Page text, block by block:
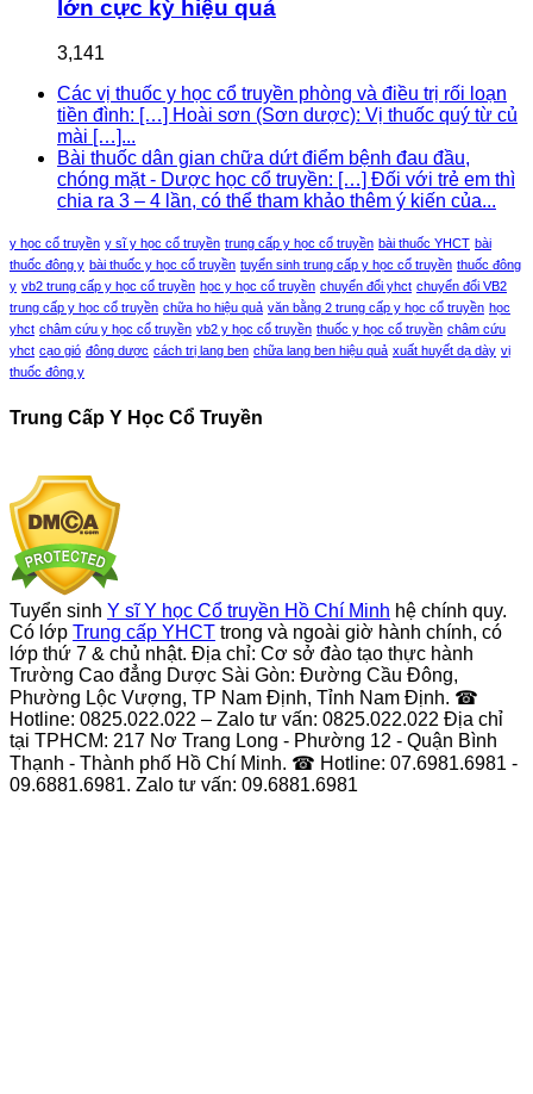
lớn cực kỳ hiệu quả
3,141
Các vị thuốc y học cổ truyền phòng và điều trị rối loạn
tiền đình: […] Hoài sơn (Sơn dược): Vị thuốc quý từ củ
mài […]...
Bài thuốc dân gian chữa dứt điểm bệnh đau đầu,
chóng mặt - Dược học cổ truyền: […] Đối với trẻ em thì
chia ra 3 – 4 lần, có thể tham khảo thêm ý kiến của...
y học cổ truyền y sĩ y học cổ truyền trung cấp y học cổ truyền bài thuốc YHCT bài
thuốc đông y bài thuốc y học cổ truyền tuyển sinh trung cấp y học cổ truyền thuốc đông
y vb2 trung cấp y học cổ truyền học y học cổ truyền chuyển đổi yhct chuyển đổi VB2
trung cấp y học cổ truyền chữa ho hiệu quả văn bằng 2 trung cấp y học cổ truyền học
yhct châm cứu y học cổ truyền vb2 y học cổ truyền thuốc y học cổ truyền châm cứu
yhct cạo gió đông dược cách trị lang ben chữa lang ben hiệu quả xuất huyết dạ dày vị
thuốc đông y
Trung Cấp Y Học Cổ Truyền
Tuyển sinh Y sĩ Y học Cổ truyền Hồ Chí Minh hệ chính quy.
Có lớp Trung cấp YHCT trong và ngoài giờ hành chính, có
lớp thứ 7 & chủ nhật. Địa chỉ: Cơ sở đào tạo thực hành
Trường Cao đẳng Dược Sài Gòn: Đường Cầu Đông,
Phường Lộc Vượng, TP Nam Định, Tỉnh Nam Định. ☎
Hotline: 0825.022.022 – Zalo tư vấn: 0825.022.022 Địa chỉ
tại TPHCM: 217 Nơ Trang Long - Phường 12 - Quận Bình
Thạnh - Thành phố Hồ Chí Minh. ☎ Hotline: 07.6981.6981 -
09.6881.6981. Zalo tư vấn: 09.6881.6981